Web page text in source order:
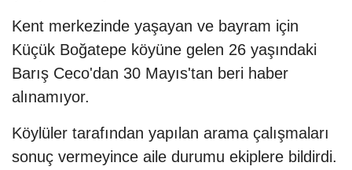
Kent merkezinde yaşayan ve bayram için
Küçük Boğatepe köyüne gelen 26 yaşındaki
Barış Ceco'dan 30 Mayıs'tan beri haber
alınamıyor.
Köylüler tarafından yapılan arama çalışmaları
sonuç vermeyince aile durumu ekiplere bildirdi.